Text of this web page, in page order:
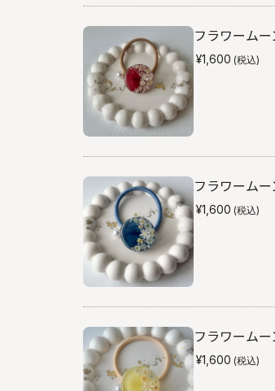
フラワーム
¥1,600 (税込)
フラワーム
¥1,600 (税込)
フラワーム
¥1,600 (税込)